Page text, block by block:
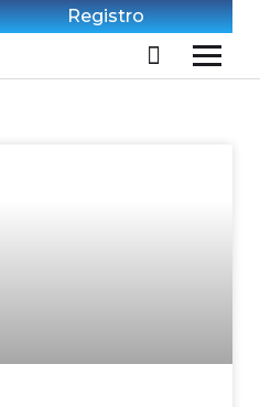
Registro